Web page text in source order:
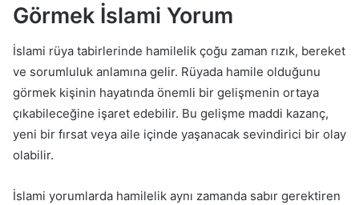
Görmek İslami Yorum
İslami rüya tabirlerinde hamilelik çoğu zaman rızık, bereket
ve sorumluluk anlamına gelir. Rüyada hamile olduğunu
görmek kişinin hayatında önemli bir gelişmenin ortaya
çıkabileceğine işaret edebilir. Bu gelişme maddi kazanç,
yeni bir fırsat veya aile içinde yaşanacak sevindirici bir olay
olabilir.
İslami yorumlarda hamilelik aynı zamanda sabır gerektiren